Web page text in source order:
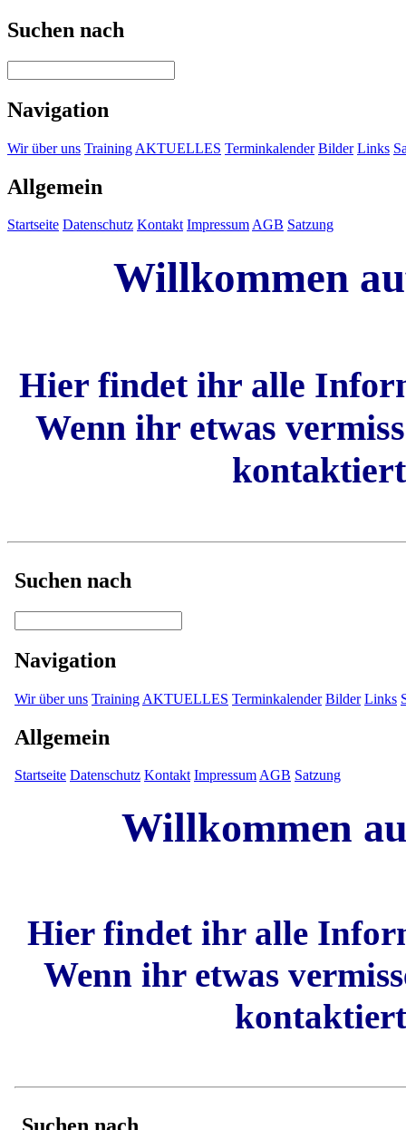
Suchen nach
Navigation
Wir über uns Training AKTUELLES Terminkalender Bilder Links
Allgemein
Startseite Datenschutz Kontakt ImpressumAGB Satzung
Willkommen
Hier findet ihr alle
Wenn ihr etwas